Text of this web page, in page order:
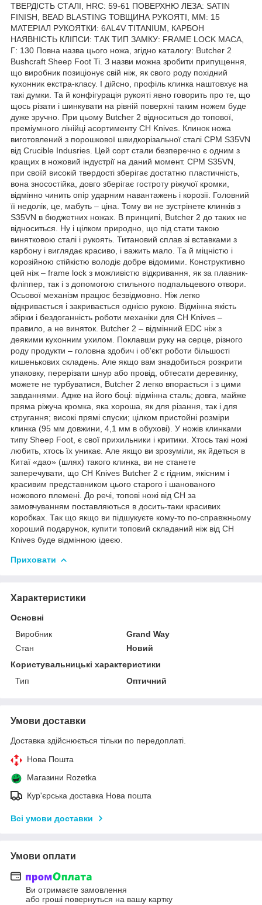
ТВЕРДІСТЬ СТАЛІ, HRC: 59-61 ПОВЕРХНЮ ЛЕЗА: SATIN
FINISH, BEAD BLASTING ТОВЩИНА РУКОЯТІ, ММ: 15
МАТЕРІАЛ РУКОЯТКИ: 6AL4V TITANIUM, КАРБОН
НАЯВНІСТЬ КЛІПСИ: ТАК ТИП ЗАМКУ: FRAME LOCK МАСА,
Г: 130 Повна назва цього ножа, згідно каталогу: Butcher 2
Bushcraft Sheep Foot Ti. З назви можна зробити припущення,
що виробник позиціонує свій ніж, як свого роду похідний
кухонник екстра-класу. І дійсно, профіль клинка наштовхує на
такі думки. Та й конфігурація рукояті явно говорить про те, що
щось різати і шинкувати на рівній поверхні таким ножем буде
дуже зручно. При цьому Butcher 2 відноситься до топової,
преміумного лінійці асортименту CH Knives. Клинок ножа
виготовлений з порошкової швидкорізальної сталі CPM S35VN
від Crucible Indusries. Цей сорт стали безперечно є одним з
кращих в ножовий індустрії на даний момент. CPM S35VN,
при своїй високій твердості зберігає достатню пластичність,
вона зносостійка, довго зберігає гостроту ріжучої кромки,
відмінно чинить опір ударним навантажень і корозії. Головний
її недолік, це, мабуть – ціна. Тому ви не зустрінете клинків з
S35VN в бюджетних ножах. В принципі, Butcher 2 до таких не
відноситься. Ну і цілком природно, що під стати такою
винятковою сталі і рукоять. Титановий сплав зі вставками з
карбону і виглядає красиво, і важить мало. Та й міцністю і
корозійною стійкістю володіє добре відомими. Конструктивно
цей ніж – frame lock з можливістю відкривання, як за плавник-
фліппер, так і з допомогою стильного подпальцевого отвори.
Осьової механізм працює безвідмовно. Ніж легко
відкривається і закривається однією рукою. Відмінна якість
збірки і бездоганність роботи механіки для CH Knives –
правило, а не виняток. Butcher 2 – відмінний EDC ніж з
деякими кухонним ухилом. Поклавши руку на серце, різного
роду продукти – головна здобич і об'єкт роботи більшості
кишенькових складень. Але якщо вам знадобиться розкрити
упаковку, перерізати шнур або провід, обтесати деревинку,
можете не турбуватися, Butcher 2 легко впорається і з цими
завданнями. Адже на його боці: відмінна сталь; довга, майже
пряма ріжуча кромка, яка хороша, як для різання, так і для
стругання; високі прямі спуски; цілком пристойні розміри
клинка (95 мм довжини, 4,1 мм в обухові). У ножів клинками
типу Sheep Foot, є свої прихильники і критики. Хтось такі ножі
любить, хтось їх уникає. Але якщо ви зрозуміли, як йдеться в
Китаї «дао» (шлях) такого клинка, ви не станете
заперечувати, що CH Knives Butcher 2 є гідним, якісним і
красивим представником цього старого і шанованого
ножового племені. До речі, топові ножі від CH за
замовчуванням поставляються в досить-таки красивих
коробках. Так що якщо ви підшукуєте кому-то по-справжньому
хороший подарунок, купити топовий складаний ніж від CH
Knives буде відмінною ідеєю.
Приховати
Характеристики
Основні
Виробник
Grand Way
Стан
Новий
Користувальницькі характеристики
Тип
Оптичний
Умови доставки
Доставка здійснюється тільки по передоплаті.
Нова Пошта
Магазини Rozetka
Кур'єрська доставка Нова пошта
Всі умови доставки
Умови оплати
Ви отримаєте замовлення
або гроші повернуться на вашу картку